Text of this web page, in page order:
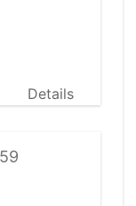
Details